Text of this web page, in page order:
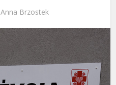
Anna Brzostek